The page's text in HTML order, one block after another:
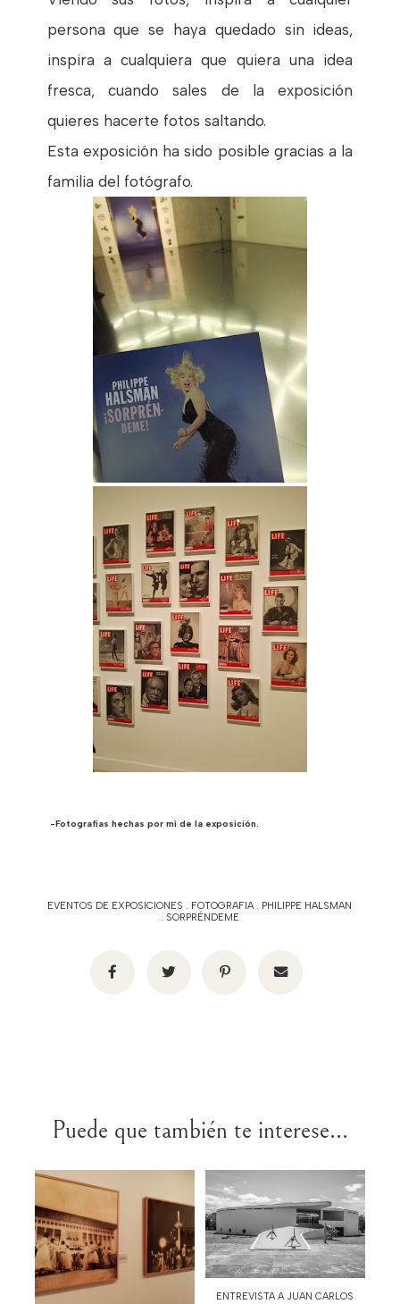
persona que se haya quedado sin ideas,
inspira a cualquiera que quiera una idea
fresca, cuando sales de la exposición
quieres hacerte fotos saltando.
Esta exposición ha sido posible gracias a la
familia del fotógrafo.
-Fotografías hechas por mí de la exposición.
EVENTOS DE EXPOSICIONES . FOTOGRAFIA. PHILIPPE HALSMAN
. SORPRÉNDEME
Puede que también te interese...
ENTREVISTA A JUAN CARLOS